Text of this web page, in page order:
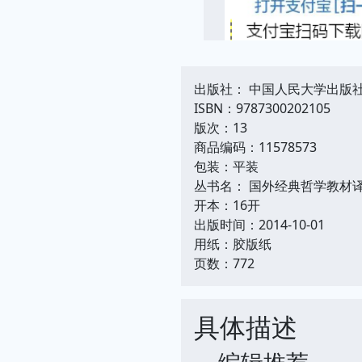
出版社： 中国人民大学出版
ISBN：9787300202105
版次：13
商品编码：11578573
包装：平装
丛书名： 国外经典哲学教材
开本：16开
出版时间：2014-10-01
用纸：胶版纸
页数：772
具体描述